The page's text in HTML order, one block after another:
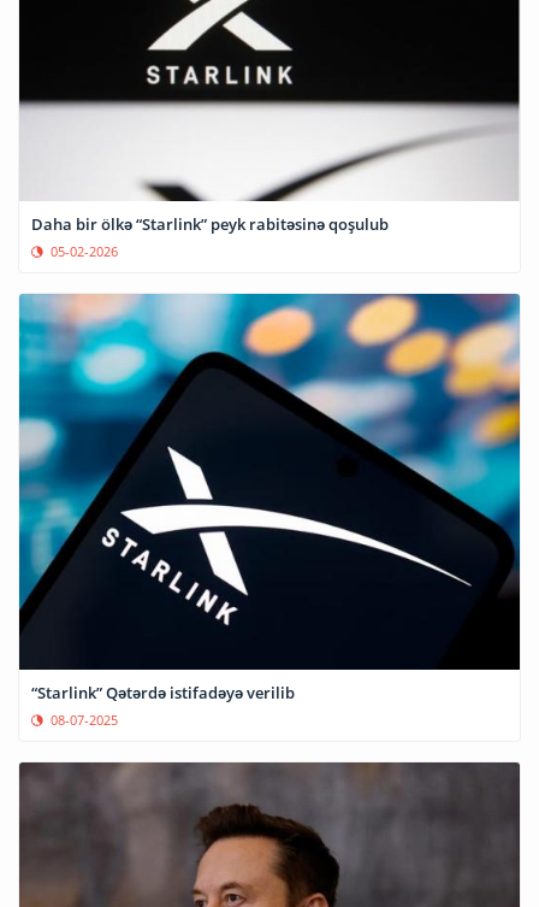
Daha bir ölkə “Starlink” peyk rabitəsinə qoşulub
05-02-2026
“Starlink” Qətərdə istifadəyə verilib
08-07-2025